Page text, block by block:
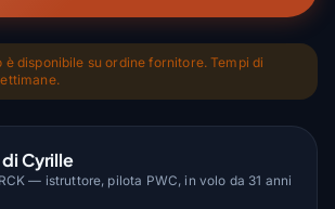
è disponibile su ordine fornitore. Tempi di
Cyrille
— istruttore, pilota PWC, in volo da 31 anni